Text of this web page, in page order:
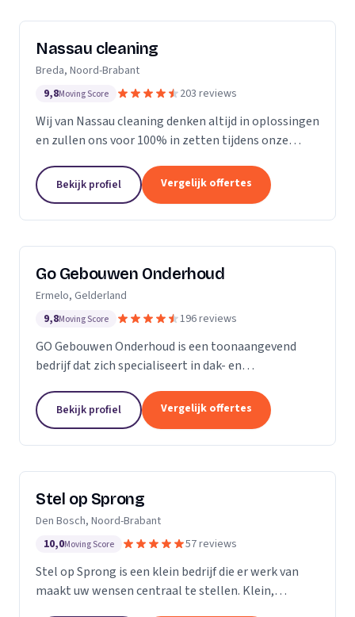
Nassau cleaning
Breda, Noord-Brabant
9,8Moving Score 203 reviews
Wij van Nassau cleaning denken altijd in oplossingen
en zullen ons voor 100% in zetten tijdens onze
Bekijk profiel Vergelijk offertes
Go Gebouwen Onderhoud
Ermelo, Gelderland
9,8Moving Score 196 reviews
GO Gebouwen Onderhoud is een toonaangevend
bedrijf dat zich specialiseert in dak- en
samenhangt. Met onze vakkundige aanpak zorgen
we ervoor dat uw pand...
Bekijk profiel Vergelijk offertes
Stel op Sprong
Den Bosch, Noord-Brabant
10,0Moving Score 57 reviews
Stel op Sprong is een klein bedrijf die er werk van
maakt uw wensen centraal te stellen. Klein,